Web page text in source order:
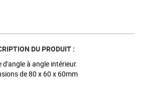
DU PRODUIT :
d'angle à angle intérieur.
de 80 x 60 x 60mm